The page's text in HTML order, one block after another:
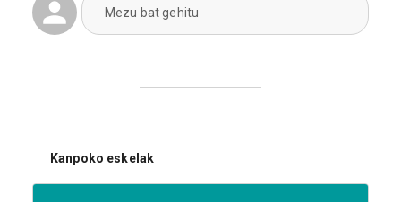
Mezu bat gehitu
Kanpoko eskelak